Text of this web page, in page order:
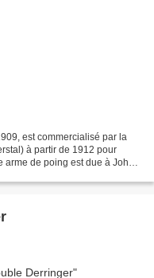
est commercialisé par la
à partir de 1912 pour
de poing est due à John